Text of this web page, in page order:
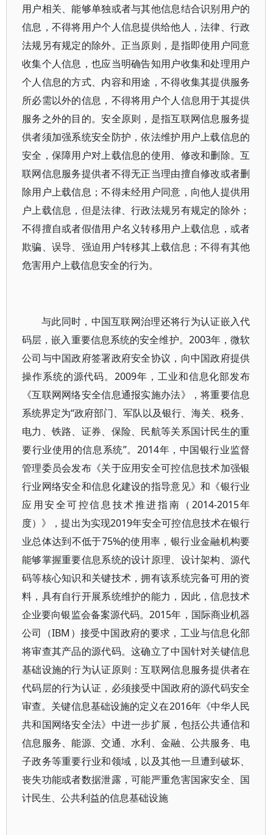
用户相关、能够单独或者与其他信息结合识别用户的
信息，不得将用户个人信息提供给他人，法律、行政
法规另有规定的除外。正当原则，是指即使用户同意
收集个人信息，也应当明确告知用户收集和处理用户
个人信息的方式、内容和用途，不得收集其提供服务
所必需以外的信息，不得将用户个人信息用于其提供
服务之外的目的。安全原则，是指互联网信息服务提
供者须加强系统安全防护，依法维护用户上载信息的
安全，保障用户对上载信息的使用、修改和删除。互
联网信息服务提供者不得无正当理由擅自修改或者删
除用户上载信息；不得未经用户同意，向他人提供用
户上载信息，但是法律、行政法规另有规定的除外；
不得擅自或者假借用户名义转移用户上载信息，或者
欺骗、误导、强迫用户转移其上载信息；不得有其他
危害用户上载信息安全的行为。
与此同时，中国互联网治理还将行为认证嵌入代
码层，嵌入重要信息系统的安全维护。2003年，微软
公司与中国政府签署政府安全协议，向中国政府提供
操作系统的源代码。2009年，工业和信息化部发布
《互联网网络安全信息通报实施办法》，将重要信息
系统界定为“政府部门、军队以及银行、海关、税务、
电力、铁路、证券、保险、民航等关系国计民生的重
要行业使用的信息系统”。2014年，中国银行业监督
管理委员会发布《关于应用安全可控信息技术加强银
行业网络安全和信息化建设的指导意见》和《银行业
应用安全可控信息技术推进指南（2014-2015年
度）》，提出为实现2019年安全可控信息技术在银行
业总体达到不低于75%的使用率，银行业金融机构要
能够掌握重要信息系统的设计原理、设计架构、源代
码等核心知识和关键技术，拥有该系统完备可用的资
料，具有自行开展系统维护的能力，因此，信息技术
企业要向银监会备案源代码。2015年，国际商业机器
公司（IBM）接受中国政府的要求，工业与信息化部
将审查其产品的源代码。这确立了中国针对关键信息
基础设施的行为认证原则：互联网信息服务提供者在
代码层的行为认证，必须接受中国政府的源代码安全
审查。关键信息基础设施的定义在2016年《中华人民
共和国网络安全法》中进一步扩展，包括公共通信和
信息服务、能源、交通、水利、金融、公共服务、电
子政务等重要行业和领域，以及其他一旦遭到破坏、
丧失功能或者数据泄露，可能严重危害国家安全、国
计民生、公共利益的信息基础设施